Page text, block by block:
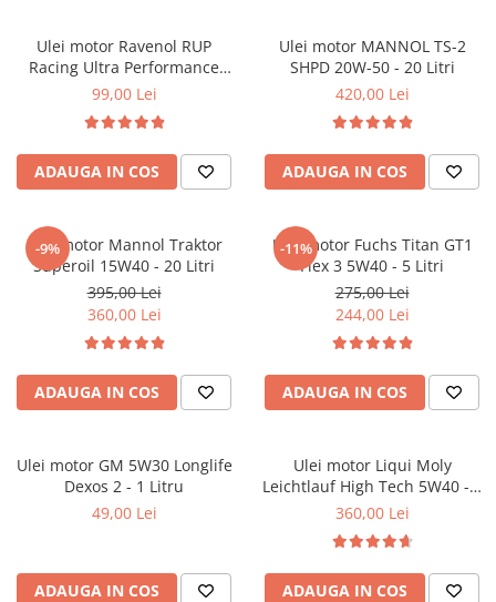
Accesorii filtre
Filtre habitaclu
Filtre hidraulice
Filtre epurator
Sistem franare
Placute frana
Discuri frana
Saboti frana
Senzori uzura placute
Cablu frana de mana
Suport etrier
Distributie
Ulei motor Ravenol RUP
Racing Ultra Performance
5W40 - 1 Litru
99,00 Lei
ADAUGA IN COS
Ulei motor MANNOL TS-2
SHPD 20W-50 - 20 Litri
420,00 Lei
ADAUGA IN COS
-9%
Ulei motor Mannol Traktor
Superoil 15W40 - 20 Litri
395,00 Lei
360,00 Lei
ADAUGA IN COS
-11%
Ulei motor Fuchs Titan GT1
Flex 3 5W40 - 5 Litri
275,00 Lei
244,00 Lei
ADAUGA IN COS
Ulei motor GM 5W30 Longlife
Dexos 2 - 1 Litru
49,00 Lei
ADAUGA IN COS
Ulei motor Liqui Moly
Leichtlauf High Tech 5W40 - 5
Litri
360,00 Lei
ADAUGA IN COS